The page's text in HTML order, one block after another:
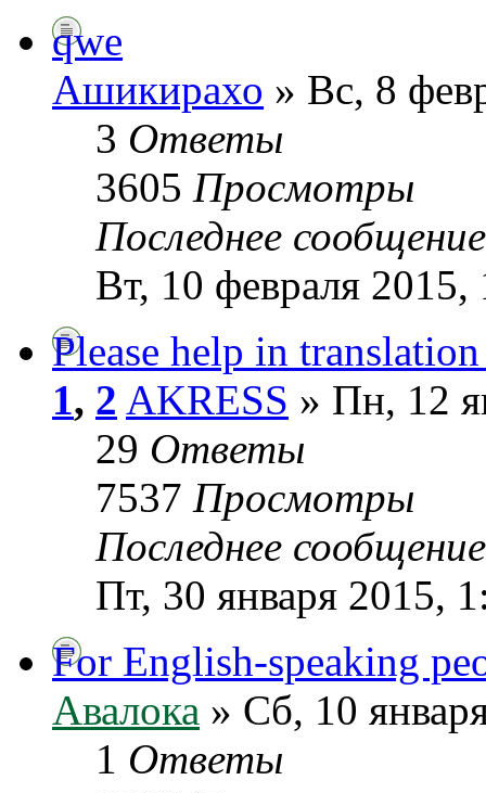
qwe
Ашикирахо » Вс, 8
3 Ответы
3605 Просмотры
Последнее
Вт, 10 февраля 2015,
Please help in
1, 2 AKRESS » Пн, 12
29 Ответы
7537 Просмотры
Последнее
Пт, 30 января 2015,
For English-speaking
Авалока » Сб, 10
1 Ответы